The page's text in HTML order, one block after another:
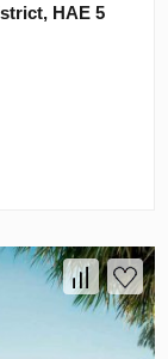
ΗΑΕ 5